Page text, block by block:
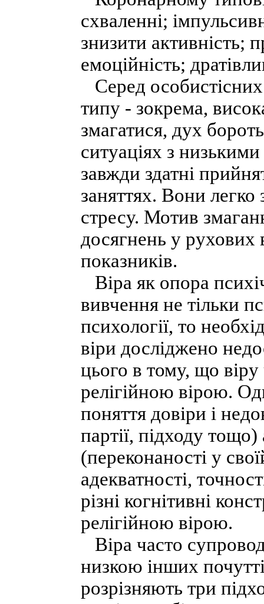
схваленні;
знизити активність;
емоційність;
Серед
типу - зокрема,
змагатися, дух
ситуаціях з
завжди здатні
заняттях. Вони
стресу. Мотив
досягнень у рухових
показників.
Віра як опора
вивчення не тільки
психології, то
віри досліджено
цього в тому, що
релігійною вірою.
поняття довіри і
партії, підходу
(переконаності у
адекватності,
різні когнітивні
релігійною вірою.
Віра часто
низкою інших
розрізняють три